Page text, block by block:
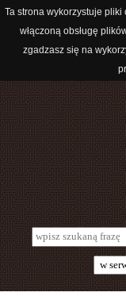
Ta strona wykorzystuje
włączoną obsługę
zgadzasz się na